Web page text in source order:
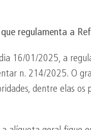
regulamenta a
16/01/2025, a
n. 214/2025. O
dentre elas